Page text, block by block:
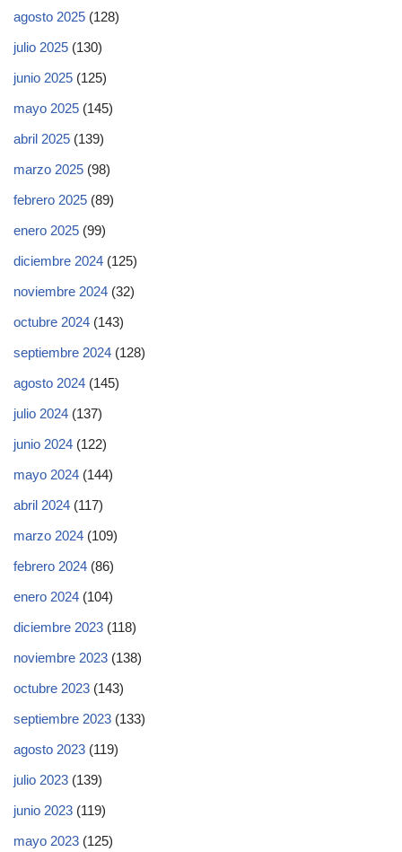
agosto 2025 (128)
julio 2025 (130)
junio 2025 (125)
mayo 2025 (145)
abril 2025 (139)
marzo 2025 (98)
febrero 2025 (89)
enero 2025 (99)
diciembre 2024 (125)
noviembre 2024 (32)
octubre 2024 (143)
septiembre 2024 (128)
agosto 2024 (145)
julio 2024 (137)
junio 2024 (122)
mayo 2024 (144)
abril 2024 (117)
marzo 2024 (109)
febrero 2024 (86)
enero 2024 (104)
diciembre 2023 (118)
noviembre 2023 (138)
octubre 2023 (143)
septiembre 2023 (133)
agosto 2023 (119)
julio 2023 (139)
junio 2023 (119)
mayo 2023 (125)